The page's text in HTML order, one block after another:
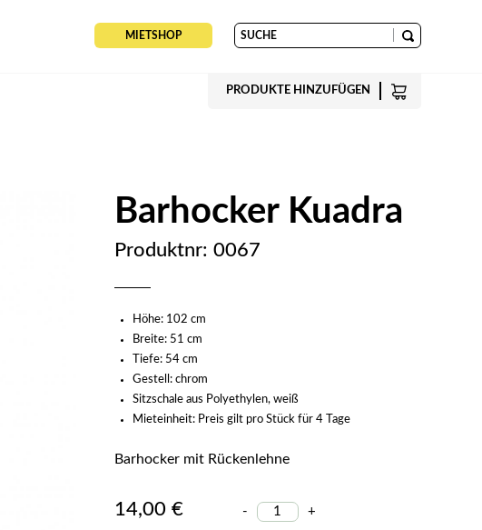
MIETSHOP
PRODUKTE HINZUFÜGEN
Barhocker Kuadra
Produktnr: 0067
Höhe: 102 cm
Breite: 51 cm
Tiefe: 54 cm
Gestell: chrom
Sitzschale aus Polyethylen, weiß
Mieteinheit: Preis gilt pro Stück für 4 Tage
Barhocker mit Rückenlehne
14,00 € - +